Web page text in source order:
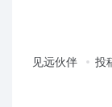
见远伙伴 投